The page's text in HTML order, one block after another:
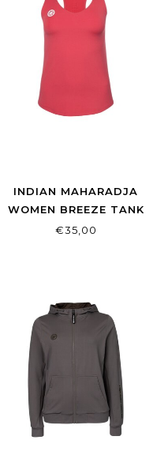
INDIAN MAHARADJA
WOMEN BREEZE TANK
BERRY ROSE
€35,00